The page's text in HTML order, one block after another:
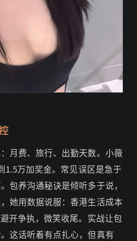
月费、旅行、出勤天数。小薇
1.5万加奖金。常见误区是急于
包养沟通秘诀是倾听多于说，
她用数据说服：香港生活成本
开争执，微笑收尾。实战让包
这话听着有点扎心，但真有